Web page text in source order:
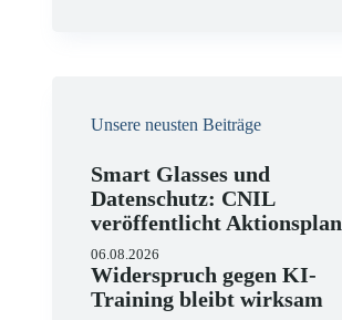
Unsere neusten Beiträge
Smart Glasses und
Datenschutz: CNIL
veröffentlicht Aktionsplan
06.08.2026
Widerspruch gegen KI-
Training bleibt wirksam